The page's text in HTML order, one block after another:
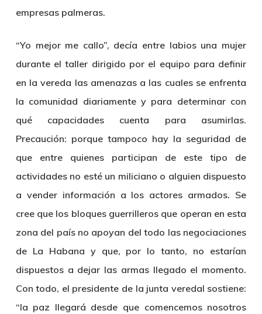
empresas palmeras.
“Yo mejor me callo”, decía entre labios una mujer
durante el taller dirigido por el equipo para definir
en la vereda las amenazas a las cuales se enfrenta
la comunidad diariamente y para determinar con
qué capacidades cuenta para asumirlas.
Precaución: porque tampoco hay la seguridad de
que entre quienes participan de este tipo de
actividades no esté un miliciano o alguien dispuesto
a vender información a los actores armados. Se
cree que los bloques guerrilleros que operan en esta
zona del país no apoyan del todo las negociaciones
de La Habana y que, por lo tanto, no estarían
dispuestos a dejar las armas llegado el momento.
Con todo, el presidente de la junta veredal sostiene:
“la paz llegará desde que comencemos nosotros